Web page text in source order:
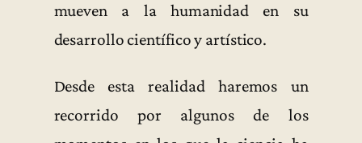
mueven a la humanidad en su
desarrollo científico y artístico.
Desde esta realidad haremos un
recorrido por algunos de los